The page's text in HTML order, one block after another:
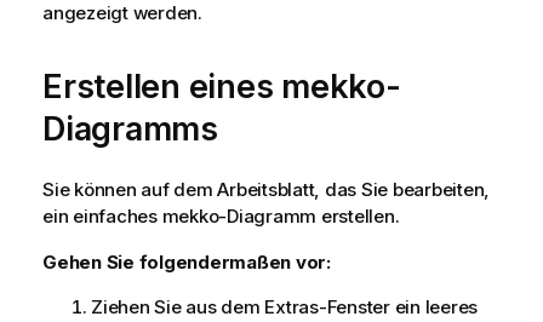
angezeigt werden.
Erstellen eines mekko-
Diagramms
Sie können auf dem Arbeitsblatt, das Sie bearbeiten,
ein einfaches mekko-Diagramm erstellen.
Gehen Sie folgendermaßen vor:
Ziehen Sie aus dem Extras-Fenster ein leeres